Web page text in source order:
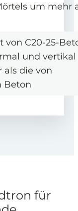
um mehr
von C20-25-
und vertikal
als die von
Beton
für